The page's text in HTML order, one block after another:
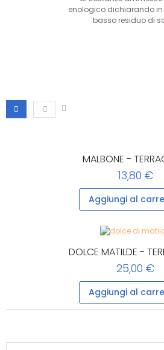
enologico dichiarando in
basso residuo di
MALBONE -
13,80 €
Aggiungi al
DOLCE MATILDE -
25,00 €
Aggiungi al